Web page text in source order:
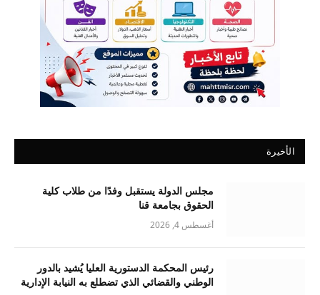
الأخيرة
مجلس الدولة يستقبل وفدًا من طلاب كلية
الحقوق بجامعة قنا
أغسطس 4, 2026
رئيس المحكمة الدستورية العليا يُشيد بالدور
الوطني والقضائي الذي تضطلع به النيابة الإدارية